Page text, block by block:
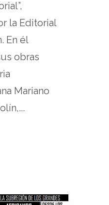
la Editorial
En él
obras
Mariano